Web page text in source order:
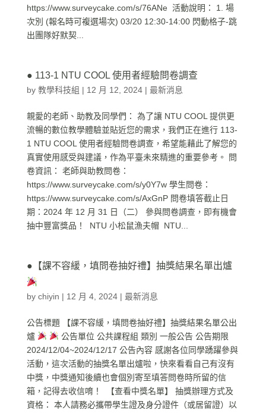
https://www.surveycake.com/s/76ANe 活動說明： 1. 場
次別 (報名時可複選場次) 03/20 12:30-14:00 閃動格子-跳
出團隊好默契...
● 113-1 NTU COOL 使用者經驗問卷調查
by 教學科技組 | 12 月 12, 2024| 最新消息
親愛的老師、助教及同學們： 為了讓 NTU COOL 提供更
流暢的數位教學體驗並貼近您的需求，我們正在進行 113-
1 NTU COOL 使用者經驗問卷調查，希望能藉此了解您的
真實使用感受與建議，作為平臺未來精進的重要參考。 問
卷資訊： 老師與助教問卷：
https://www.surveycake.com/s/y0Y7w 學生問卷：
https://www.surveycake.com/s/AxGnP 問卷填答截止日
期：2024 年 12 月 31 日（二） 參與問卷調查，即有機會
抽中豐富獎品！ NTU 小松鼠漁夫帽 NTU...
●【課不容緩，填問卷抽好禮】抽獎結果名單出爐
by chiyin | 12 月 4, 2024| 最新消息
公告標題 【課不容緩，填問卷抽好禮】抽獎結果名單公出
爐
公告單位 公共課程組 類別 一般公告 公告期限
2024/12/04~2024/12/17 公告內容 感謝各位同學踴躍參與
活動，這次活動的抽獎名單出爐啦，快來看看自己有沒有
中獎，中獎通知後續也會個別寄至填答問卷時所留的信
箱，記得去收信唷！ 【查看中獎名單】 抽獎辦理方式及
資格： 本人請務必攜帶學生證及身分證件（或居留證）以